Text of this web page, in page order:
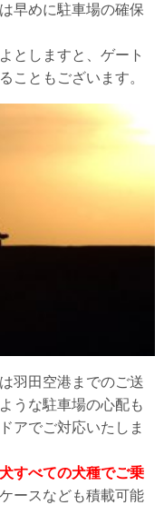
早めに駐車場の確保
としますと、ゲート
こともございます。
羽田空港までのご送
うな駐車場の心配も
アでご対応いたしま
すべての犬種でご乗
ースなども積載可能